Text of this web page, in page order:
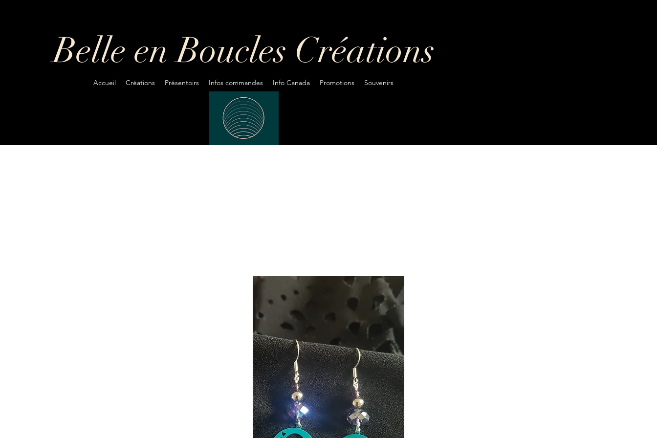
Belle en Boucles Créations
Accueil Créations Présentoirs Infos commandes Info Canada Promotions Souvenirs